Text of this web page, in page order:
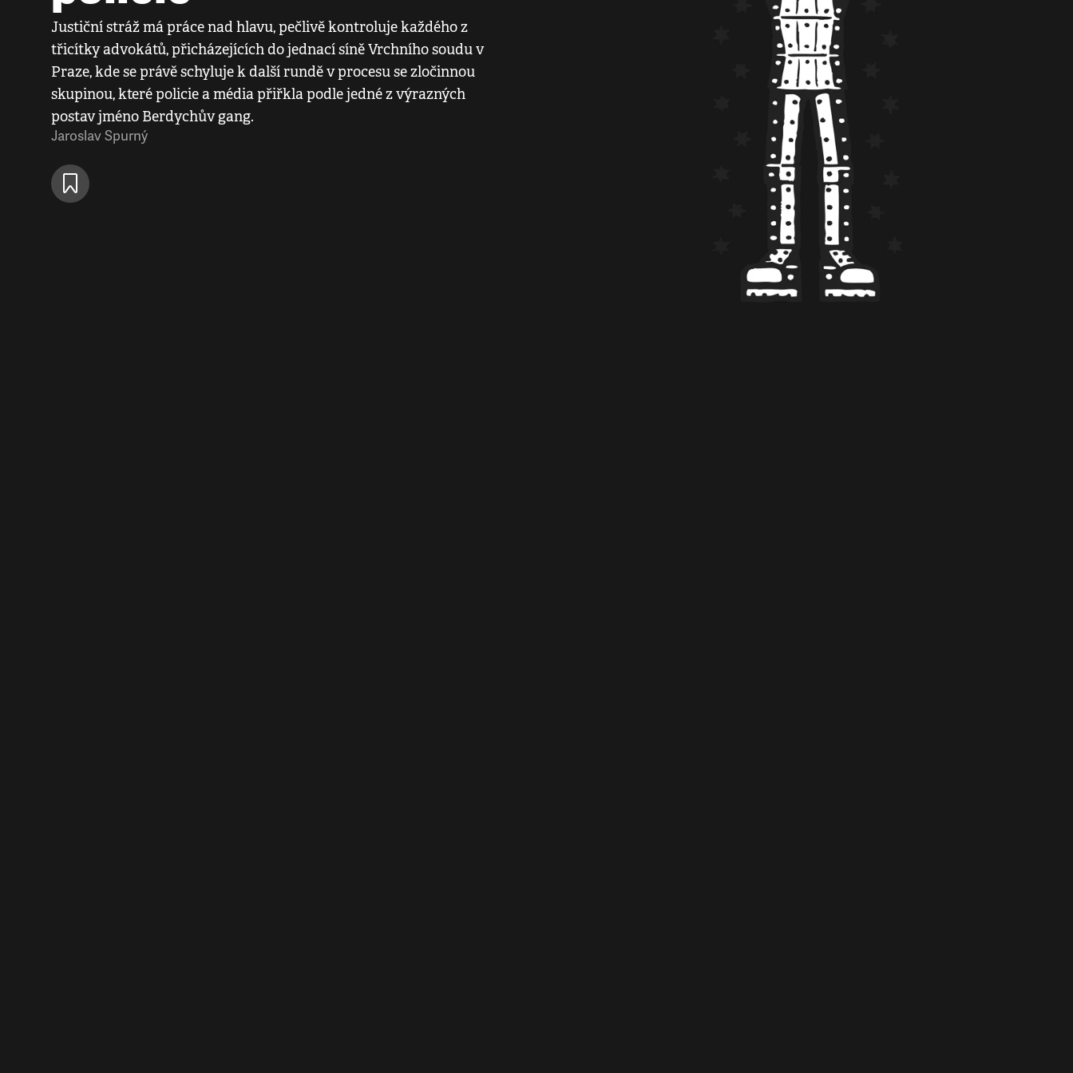
Justiční stráž má práce nad hlavu, pečlivě kontroluje každého z
třicítky advokátů, přicházejících do jednací síně Vrchního soudu v
Praze, kde se právě schyluje k další rundě v procesu se zločinnou
skupinou, které policie a média přiřkla podle jedné z výrazných
postav jméno Berdychův gang.
Jaroslav Spurný